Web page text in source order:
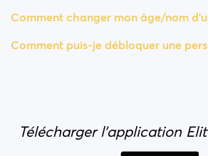
Comment changer mon âge/nom
Comment puis-je débloquer une
Télécharger l'application